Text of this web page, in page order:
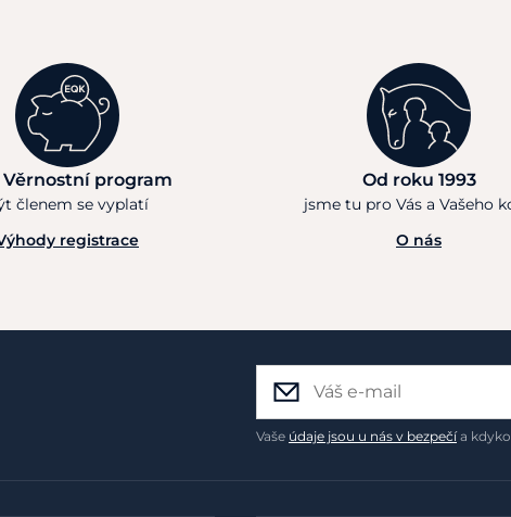
Věrnostní program
členem se vyplatí
registrace
Od roku 1993
jsme tu pro Vás a Vašeho
O nás
Vaše údaje jsou u nás v bezpečía